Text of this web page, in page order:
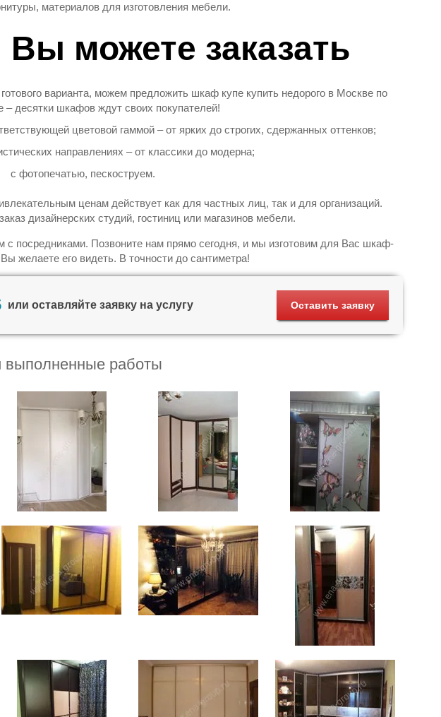
материалов для изготовления мебели.
можете заказать
варианта, можем предложить шкаф купе купить недорого в Москве по
– десятки шкафов ждут своих покупателей!
цветовой гаммой – от ярких до строгих, сдержанных оттенков;
направлениях – от классики до модерна;
с фотопечатью, пескоструем.
ценам действует как для частных лиц, так и для организаций.
дизайнерских студий, гостиниц или магазинов мебели.
с посредниками. Позвоните нам прямо сегодня, и мы изготовим для Вас шкаф-
желаете его видеть. В точности до сантиметра!
или оставляйте заявку на услугу Оставить заявку
работы